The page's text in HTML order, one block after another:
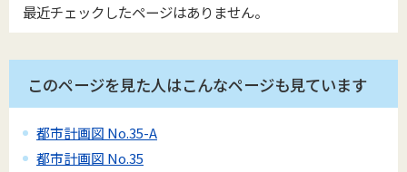
最近チェックしたページはありません。
このページを見た人はこんなページも見ています
都市計画図 No.35-A
都市計画図 No.35